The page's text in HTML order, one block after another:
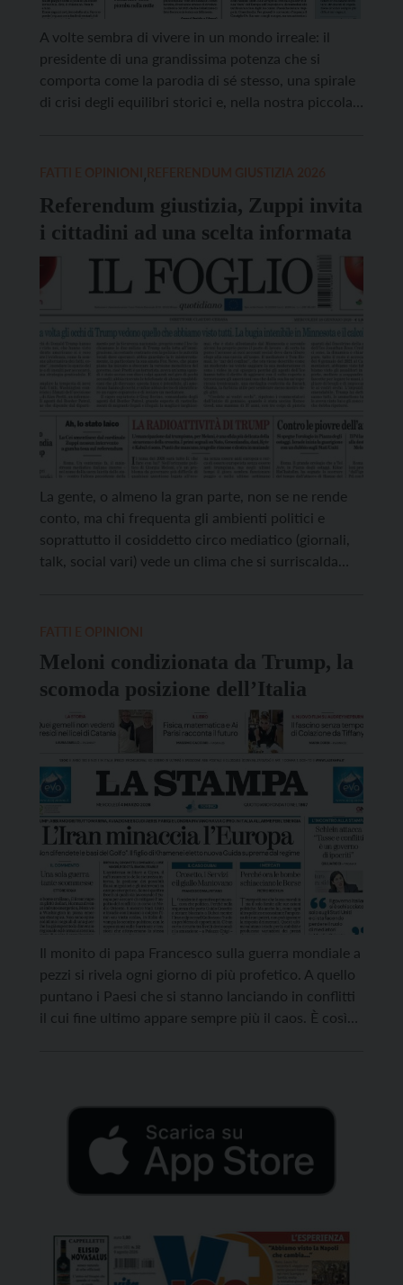
A volte sembra di vivere in un mondo irreale: il
presidente di una grandissima potenza che si
comporta come la parodia di sé stesso, una spirale
di crisi degli equilibri storici e, nella nostra piccola
Referendum giustizia, Zuppi invita
i cittadini ad una scelta informata
La gente, o almeno la gran parte, non se ne rende
conto, ma chi frequenta gli ambienti politici e
soprattutto il cosiddetto circo mediatico (giornali,
talk, social vari) vede un clima che si surriscalda
Meloni condizionata da Trump, la
scomoda posizione dell’Italia
Il monito di papa Francesco sulla guerra mondiale a
pezzi si rivela ogni giorno di più profetico. A quello
puntano i Paesi che si stanno lanciando in conflitti
il cui fine ultimo appare sempre più il caos. È così